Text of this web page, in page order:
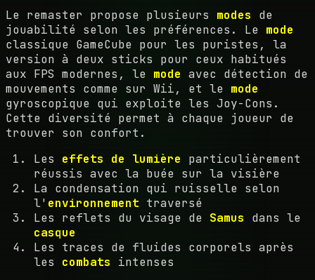
Le remaster propose plusieurs modes de
jouabilité selon les préférences. Le mode
classique GameCube pour les puristes, la
version à deux sticks pour ceux habitués
aux FPS modernes, le mode avec détection de
mouvements comme sur Wii, et le mode
gyroscopique qui exploite les Joy-Cons.
Cette diversité permet à chaque joueur de
trouver son confort.
Les effets de lumière particulièrement
réussis avec la buée sur la visière
La condensation qui ruisselle selon
l' environnement traversé
Les reflets du visage de Samus dans le
casque
Les traces de fluides corporels après
les combats intenses